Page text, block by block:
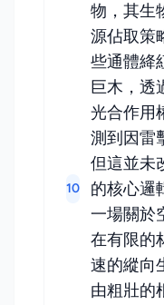
10
物，其生
源佔取策
些通體絳
巨木，透
光合作用
測到因雷
但這並未
的核心邏
一場關於
在有限的
速的縱向
由粗壯的